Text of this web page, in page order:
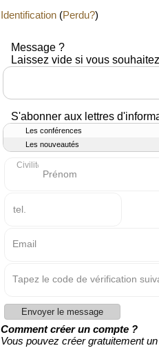
Identification (Perdu?)
Message ?
Laissez vide si vous
S'abonner aux lettres
Les conférences
Les nouveautés
Civilité
Prénom
tel.
Email
Tapez le code de vérification
Comment créer un compte ?
Vous pouvez créer gratuitement